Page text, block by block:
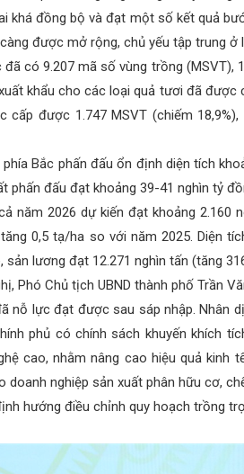
khá đồng bộ và đạt một số kết quả
được mở rộng, chủ yếu tập trung ở
có 9.207 mã số vùng trồng
khẩu cho các loại quả tươi đã được
cấp được 1.747 MSVT (chiếm
Bắc phấn đấu ổn định diện tích
phấn đấu đạt khoảng 39-41 nghìn tỷ
năm 2026 dự kiến đạt khoảng 2.160
0,5 tạ/ha so với năm 2025. Diện
sản lương đạt 12.271 nghìn tấn (tăng
Phó Chủ tịch UBND thành phố Trần
nỗ lực đạt được sau sáp nhập. Nhân
phủ có chính sách khuyến khích
cao, nhằm nâng cao hiệu quả kinh
doanh nghiệp sản xuất phân hữu cơ,
hướng điều chỉnh quy hoạch trồng